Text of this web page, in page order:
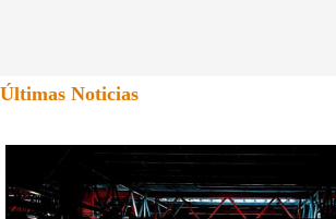
Últimas Noticias